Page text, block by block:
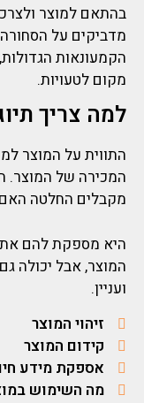
בהתאם למוצר
מדביקים על
הקמעונאות
מקום לטעויות.
למה צריך
התווית על המוצר
המכירה של המוצר.
מקבלים החלטה
היא מספקת להם את
המוצר, אבל יכולה
ועניין.
זיהוי המוצר
קידום המוצר
אספקת מידע
מה השימוש